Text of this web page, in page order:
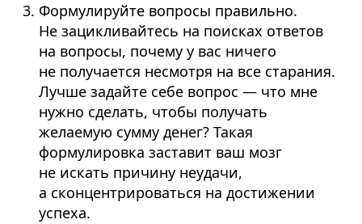
Формулируйте вопросы правильно.
Не зацикливайтесь на поисках ответов
на вопросы, почему у вас ничего
не получается несмотря на все старания.
Лучше задайте себе вопрос — что мне
нужно сделать, чтобы получать
желаемую сумму денег? Такая
формулировка заставит ваш мозг
не искать причину неудачи,
а сконцентрироваться на достижении
успеха.